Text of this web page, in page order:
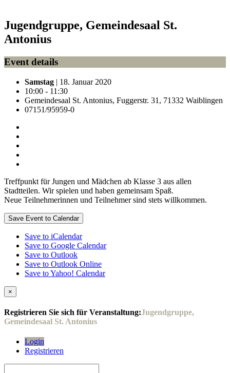
Jugendgruppe, Gemeindesaal St.
Antonius
Event details
Samstag | 18. Januar 2020
10:00 - 11:30
Gemeindesaal St. Antonius, Fuggerstr. 31, 71332 Waiblingen
07151/95959-0
Treffpunkt für Jungen und Mädchen ab Klasse 3 aus allen
Stadtteilen. Wir spielen und haben gemeinsam Spaß.
Neue Teilnehmerinnen und Teilnehmer sind stets willkommen.
Save Event to Calendar
Save to iCalendar
Save to Google Calendar
Save to Outlook
Save to Outlook Online
Save to Yahoo! Calendar
×
Registrieren Sie sich für Veranstaltung:Jugendgruppe,
Gemeindesaal St. Antonius
Login
Registrieren